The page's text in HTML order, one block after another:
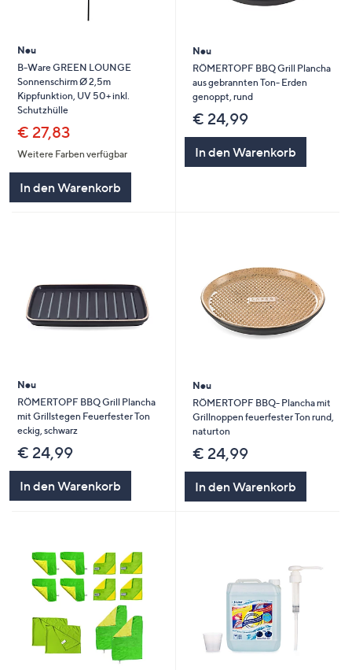
Neu
B-Ware GREEN LOUNGE
Sonnenschirm Ø 2,5m
Kippfunktion, UV 50+ inkl.
Schutzhülle
€ 27,83
Weitere Farben verfügbar
In den Warenkorb
Neu
RÖMERTOPF BBQ Grill Plancha
aus gebrannten Ton- Erden
genoppt, rund
€ 24,99
In den Warenkorb
Neu
RÖMERTOPF BBQ Grill Plancha
mit Grillstegen Feuerfester Ton
eckig, schwarz
€ 24,99
In den Warenkorb
Neu
RÖMERTOPF BBQ- Plancha mit
Grillnoppen feuerfester Ton rund,
naturton
€ 24,99
In den Warenkorb